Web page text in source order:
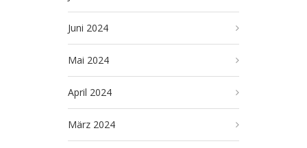
Juni 2024
Mai 2024
April 2024
März 2024